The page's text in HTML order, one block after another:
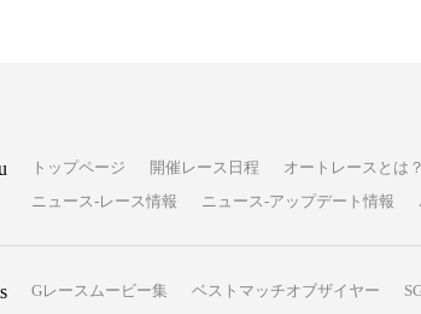
トップページ 開催レース日程 オートレースとは？
ニュース-レース情報
ニュース-アップデート情報
Gレースムービー集 ベストマッチオブザイヤー